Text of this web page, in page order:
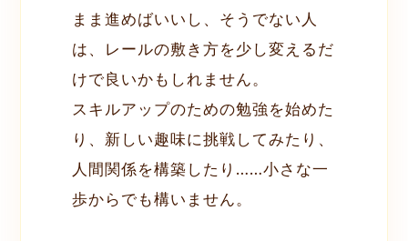
まま進めばいいし、そうでない人
は、レールの敷き方を少し変えるだ
けで良いかもしれません。
スキルアップのための勉強を始めた
り、新しい趣味に挑戦してみたり、
人間関係を構築したり……小さな一
歩からでも構いません。